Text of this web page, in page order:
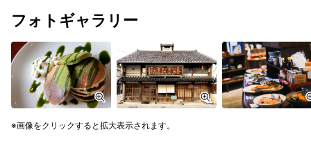
フォトギャラリー
画像をクリックすると拡大表示されます。